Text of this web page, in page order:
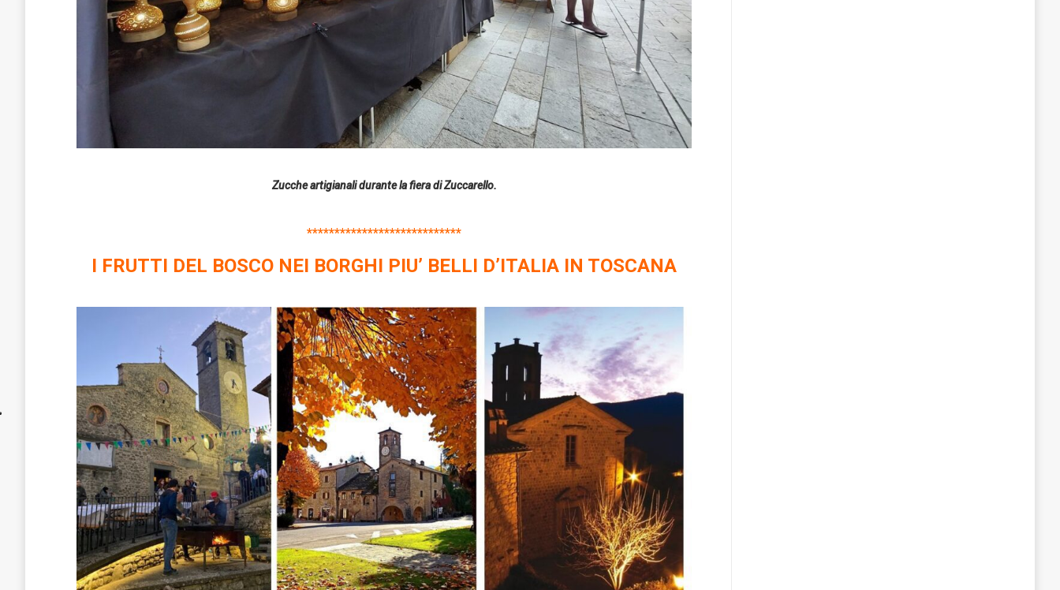
Zucche artigianali durante la fiera di Zuccarello.
****************************
I FRUTTI DEL BOSCO NEI BORGHI PIU’ BELLI D’ITALIA IN TOSCANA